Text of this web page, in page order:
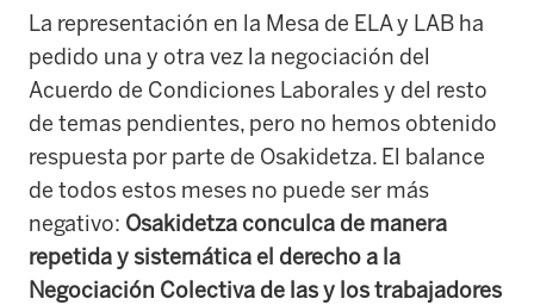
La representación en la Mesa de ELA y LAB ha
pedido una y otra vez la negociación del
Acuerdo de Condiciones Laborales y del resto
de temas pendientes, pero no hemos obtenido
respuesta por parte de Osakidetza. El balance
de todos estos meses no puede ser más
negativo: Osakidetza conculca de manera
repetida y sistemática el derecho a la
Negociación Colectiva de las y los trabajadores